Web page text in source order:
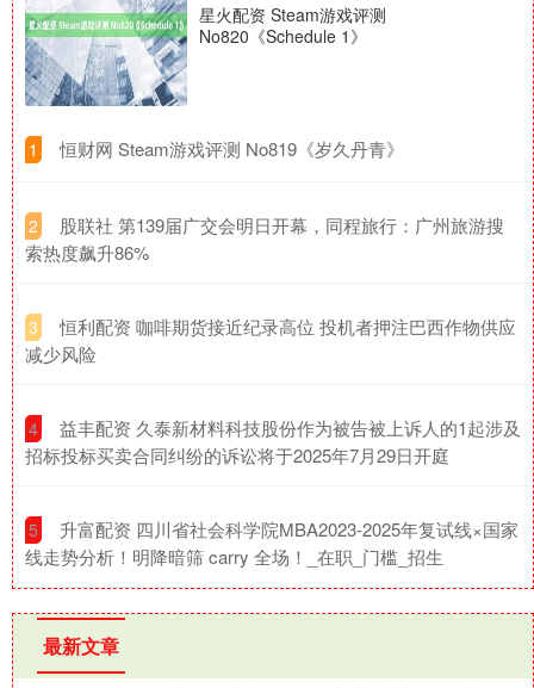
星火配资 Steam游戏评测
No820《Schedule 1》
1 ​恒财网 Steam游戏评测 No819《岁久丹青》
2
​股联社 第139届广交会明日开幕，同程旅行：广州旅游搜
索热度飙升86%
3
​恒利配资 咖啡期货接近纪录高位 投机者押注巴西作物供应
减少风险
4
​益丰配资 久泰新材料科技股份作为被告被上诉人的1起涉及
招标投标买卖合同纠纷的诉讼将于2025年7月29日开庭
5
​升富配资 四川省社会科学院MBA2023-2025年复试线×国家
线走势分析！明降暗筛 carry 全场！_在职_门槛_招生
最新文章